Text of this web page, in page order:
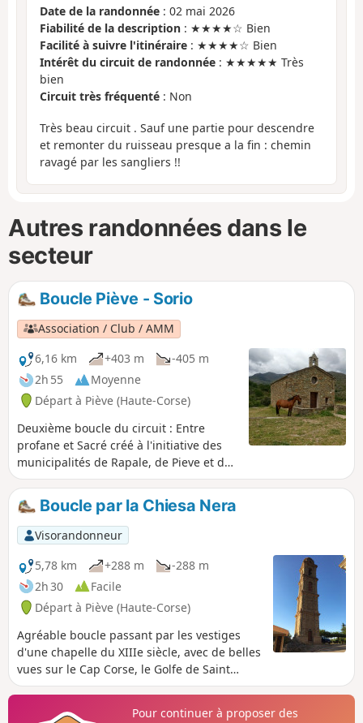
Date de la randonnée : 02 mai 2026
Fiabilité de la description : ★★★★☆ Bien
Facilité à suivre l'itinéraire : ★★★★☆ Bien
Intérêt du circuit de randonnée : ★★★★★ Très
bien
Circuit très fréquenté : Non
Très beau circuit . Sauf une partie pour descendre
et remonter du ruisseau presque a la fin : chemin
ravagé par les sangliers !!
Autres randonnées dans le
secteur
Boucle Piève - Sorio
Association / Club / AMM
6,16 km
+403 m
-405 m
2h 55
Moyenne
Départ à Piève (Haute-Corse)
Deuxième boucle du circuit : Entre
profane et Sacré créé à l'initiative des
municipalités de Rapale, de Pieve et de
Sorio, en utilisant les anciens sentiers
de communication qui reliaient les trois
villages. Ce parcours n'a rien à envier au
précédent en matière de découverte du
patrimoine : statues-menhirs, lavoirs,
fontaines, ruelles pavées, sentiers
communaux bordés de murs, voilà pour
le côté profane.Le patrimoine sacré est
quant à lui remarquable avec les églises
San Quilico de Piève, San Filippu Neri de
Sorio et les chapelles.Le retour de Sorio
à Pieve, en balcon au-dessus de la
plaine du Nebbiu et du golfe de Saint
Parcours formellement déconseillé du
Boucle par la Chiesa Nera
Visorandonneur
5,78 km
+288 m
-288 m
2h 30
Facile
Départ à Piève (Haute-Corse)
Agréable boucle passant par les vestiges
d'une chapelle du XIIIe siècle, avec de belles
vues sur le Cap Corse, le Golfe de Saint
Florent et la montagne de Tenda.
Pour continuer à proposer des